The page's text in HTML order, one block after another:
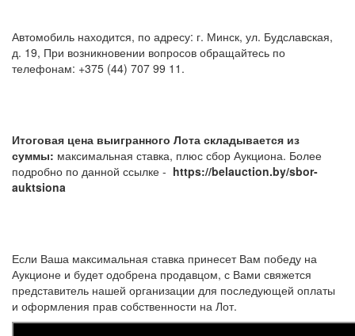
Автомобиль находится, по адресу: г. Минск, ул. Будславская,
д. 19, При возникновении вопросов обращайтесь по
телефонам: +375 (44) 707 99 11.
Итоговая цена выигранного Лота складывается из
суммы: максимальная ставка, плюс сбор Аукциона. Более
подробно по данной ссылке - https://belauction.by/sbor-
auktsiona
Если Ваша максимальная ставка принесет Вам победу на
Аукционе и будет одобрена продавцом, с Вами свяжется
представитель нашей организации для последующей оплаты
и оформления прав собственности на Лот.